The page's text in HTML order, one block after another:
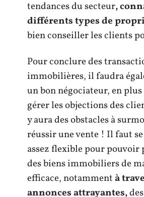
tendances du secteur,
différents types de
bien conseiller les clients
Pour conclure des
immobilières, il faudra
un bon négociateur, en
gérer les objections des
y aura des obstacles à
réussir une vente ! Il faut
assez flexible pour
des biens immobiliers de
efficace, notammentà
annonces attrayantes,